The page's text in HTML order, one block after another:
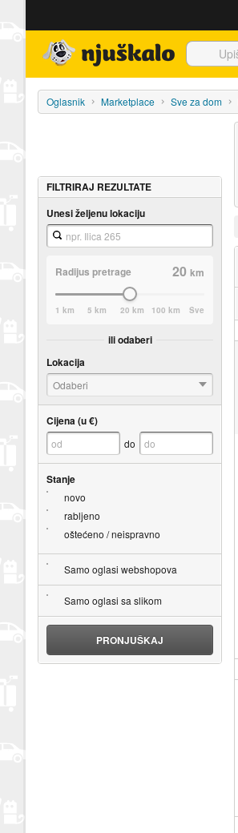
Oglasnik Marketplace Sve za dom
FILTRIRAJ REZULTATE
Unesi željenu lokaciju
Radijus pretrage 20km
1 km 5 km 20 km 100 km Sve
ili odaberi
Lokacija
Odaberi
Cijena (u €)
do
Stanje
novo
rabljeno
oštećeno / neispravno
Samo oglasi webshopova
Samo oglasi sa slikom
PRONJUŠKAJ